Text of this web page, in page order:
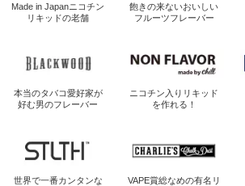
Made in Japanニコチン
リキッドの老舗
飽きの来ないおいしい
フルーツフレーバー
本当のタバコ愛好家が
好む男のフレーバー
ニコチン入り リキッド
を作れる！
世界で一番カンタンな
VAPE賞総なめの有名リ